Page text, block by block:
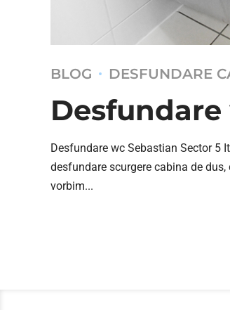
BLOG DESFUNDARE
Desfundare
Desfundare wc Sebastian Sector 5
desfundare scurgere cabina de
vorbim...